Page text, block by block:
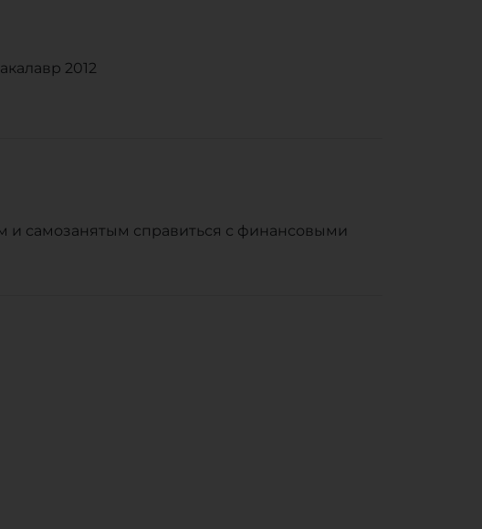
2012
самозанятым справиться с финансовыми